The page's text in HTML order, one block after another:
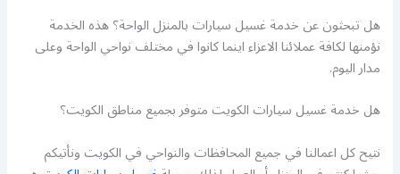
هل تبحثون عن خدمة غسيل سيارات بالمنزل الواحة؟ هذه الخدمة
نؤمنها لكافة عملائنا الاعزاء اينما كانوا في مختلف نواحي الواحة وعلى
مدار اليوم.
هل خدمة غسيل سيارات الكويت متوفر بجميع مناطق الكويت؟
نتيح كل اعمالنا في جميع المحافظات والنواحي في الكويت ونأتيكم